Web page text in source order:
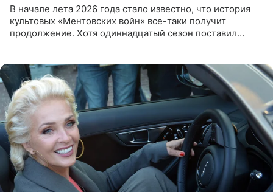
В начале лета 2026 года стало известно, что история
культовых «Ментовских войн» все-таки получит
продолжение. Хотя одиннадцатый сезон поставил